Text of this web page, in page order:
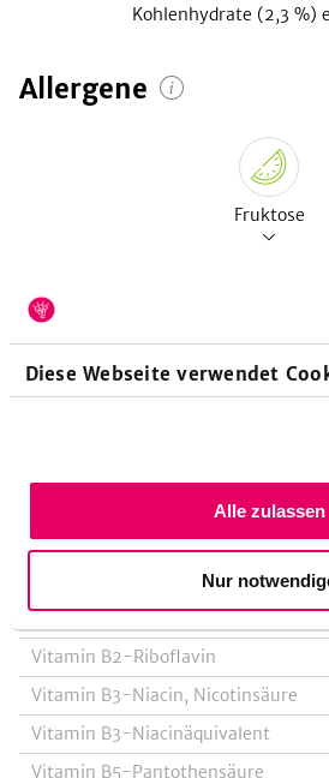
Diese Webseite verwendet
Alle zulassen
Nur
Kohlenhydrate (2,3 %)
Allergene
Fruktose
Vitamine pro 100g
Vitamin E-Tocopheroläquivalent
Vitamin E-Alpha-Tocopherol
Vitamin K-Phyllochinon
Vitamin B1-Thiamin
Vitamin B2-Riboflavin
Vitamin B3-Niacin, Nicotinsäure
Vitamin B3-Niacinäquivalent
Vitamin B5-Pantothensäure